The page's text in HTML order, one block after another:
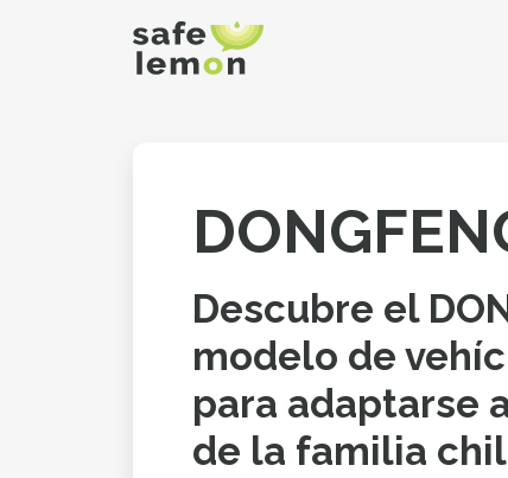
Descubre el
modelo de
para adaptarse
de la familia